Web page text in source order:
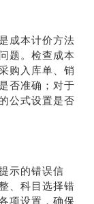
成本计价方法
题。检查成本
购入库单、销
否准确；对于
公式设置是否
示的错误信
、科目选择错
项设置，确保